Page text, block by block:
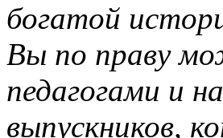
богатой
Вы по праву
педагогами и
выпускников,